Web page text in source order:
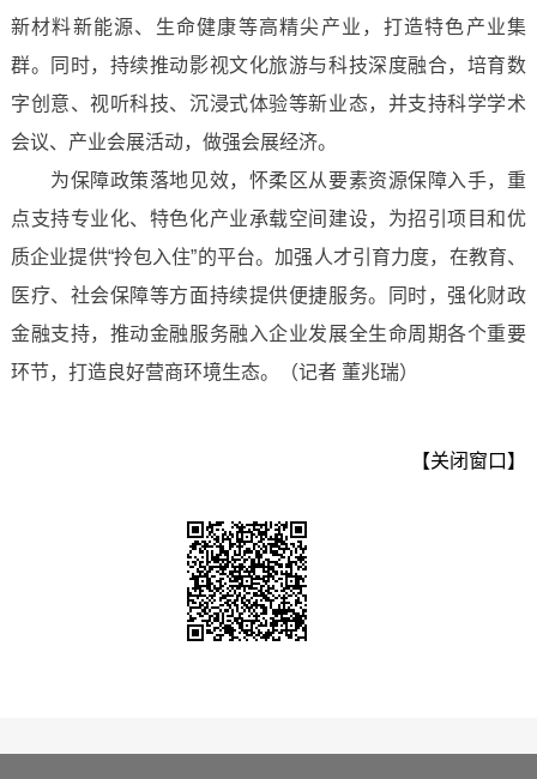
新材料新能源、生命健康等高精尖产业，打造特色产业集
群。同时，持续推动影视文化旅游与科技深度融合，培育数
字创意、视听科技、沉浸式体验等新业态，并支持科学学术
会议、产业会展活动，做强会展经济。
为保障政策落地见效，怀柔区从要素资源保障入手，重
点支持专业化、特色化产业承载空间建设，为招引项目和优
质企业提供“拎包入住”的平台。加强人才引育力度，在教育、
医疗、社会保障等方面持续提供便捷服务。同时，强化财政
金融支持，推动金融服务融入企业发展全生命周期各个重要
环节，打造良好营商环境生态。（记者 董兆瑞）
【关闭窗口】